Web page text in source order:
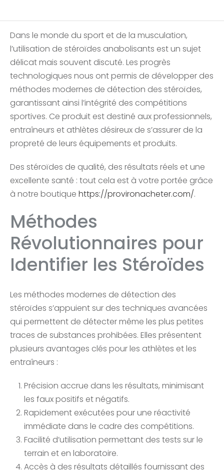
Dans le monde du sport et de la musculation,
l’utilisation de stéroïdes anabolisants est un sujet
délicat mais souvent discuté. Les progrès
technologiques nous ont permis de développer des
méthodes modernes de détection des stéroïdes,
garantissant ainsi l’intégrité des compétitions
sportives. Ce produit est destiné aux professionnels,
entraîneurs et athlètes désireux de s’assurer de la
propreté de leurs équipements et produits.
Des stéroïdes de qualité, des résultats réels et une
excellente santé : tout cela est à votre portée grâce
à notre boutique https://provironacheter.com/.
Méthodes
Révolutionnaires pour
Identifier les Stéroïdes
Les méthodes modernes de détection des
stéroïdes s’appuient sur des techniques avancées
qui permettent de détecter même les plus petites
traces de substances prohibées. Elles présentent
plusieurs avantages clés pour les athlètes et les
entraîneurs :
Précision accrue dans les résultats, minimisant
les faux positifs et négatifs.
Rapidement exécutées pour une réactivité
immédiate dans le cadre des compétitions.
Facilité d’utilisation permettant des tests sur le
terrain et en laboratoire.
Accès à des résultats détaillés fournissant des